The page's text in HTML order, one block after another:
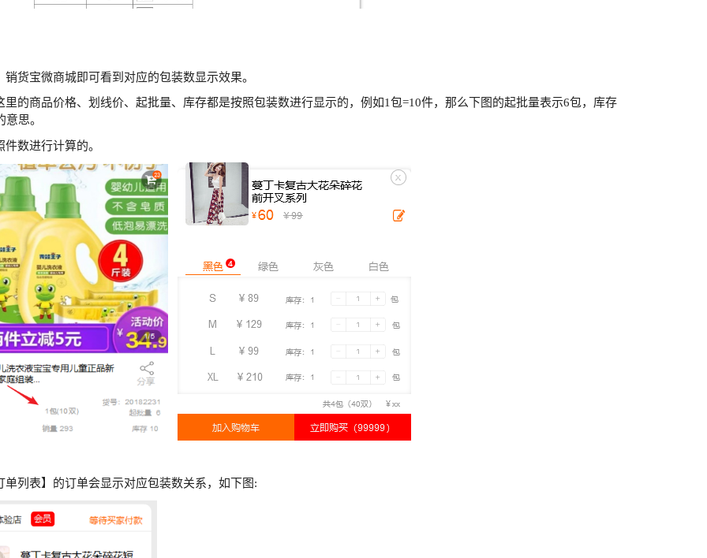
销货宝微商城即可看到对应的包装数显示效果。
里的商品价格、划线价、起批量、库存都是按照包装数进行显示的，例如1包=10件，那么下图的起批量表示6包，库存
思。
数进行计算的。
单列表】的订单会显示对应包装数关系，如下图: